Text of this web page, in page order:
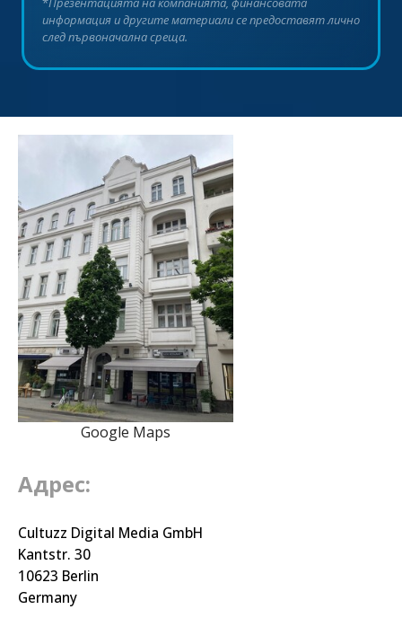
информация и другите материали се предоставят лично
след първоначална среща.
Google Maps
Адрес:
Cultuzz Digital Media GmbH
Kantstr. 30
10623 Berlin
Germany